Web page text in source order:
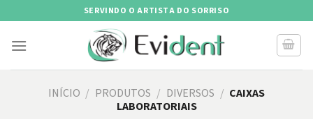
to
content
SERVINDO O ARTISTA DO SORRISO
INÍCIO / PRODUTOS / DIVERSOS / CAIXAS
LABORATORIAIS